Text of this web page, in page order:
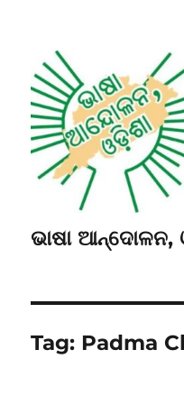
ଭାଷା ଆନ୍ଦୋଳନ,
Tag: Padma